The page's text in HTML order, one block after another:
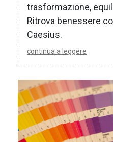
trasformazione,
Ritrova benessere
Caesius.
continua a leggere